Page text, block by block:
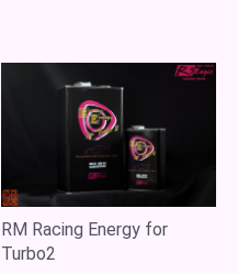
RM Racing Energy for
Turbo2